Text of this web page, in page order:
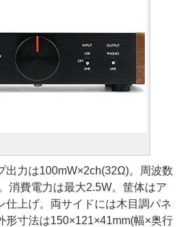
力は100mW×2ch(32Ω)。周波数
消費電力は最大2.5W。筐体はア
仕上げ。両サイドには木目調パネ
形寸法は150×121×41mm(幅×奥行